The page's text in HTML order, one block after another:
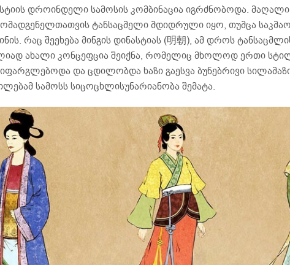
დროინდელი სამოსის კომბინაცია იგრძნობოდა.
ტანსაცმელი მდიდრული იყო, თუმცა
რაც შეეხება მინგის დინასტიას (明朝), ამ დროს
ახალი კონცეფცია შეიქნა, რომელიც მხოლოდ ერთი
და ცდილობდა ხაზი გაესვა ბუნებრივი
სამოსს სიცოცხლისუნარიანობა შემატა.